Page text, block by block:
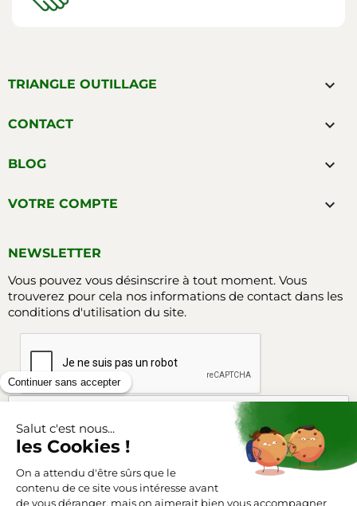
TRIANGLE OUTILLAGE 
CONTACT 
BLOG 
VOTRE COMPTE 
NEWSLETTER
Vous pouvez vous désinscrire à tout moment. Vous
trouverez pour cela nos informations de contact dans les
conditions d'utilisation du site.
SUIVEZ-NOUS